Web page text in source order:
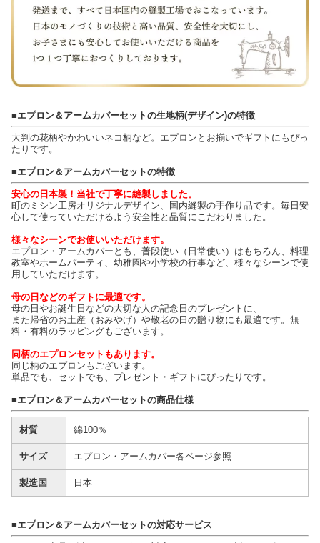
■エプロン＆アームカバーセットの生地柄(デザイン)の特徴
大判の花柄やかわいいネコ柄など。エプロンとお揃いでギフトにもぴっ
たりです。
■エプロン＆アームカバーセットの特徴
安心の日本製！当社で丁寧に縫製しました。
町のミシン工房オリジナルデザイン、国内縫製の手作り品です。毎日安
心して使っていただけるよう安全性と品質にこだわりました。
様々なシーンでお使いいただけます。
エプロン・アームカバーとも、普段使い（日常使い）はもちろん、料理
教室やホームパーティ、幼稚園や小学校の行事など、様々なシーンで使
用していただけます。
母の日などのギフトに最適です。
母の日やお誕生日などの大切な人の記念日のプレゼントに、
また帰省のお土産（おみやげ）や敬老の日の贈り物にも最適です。無
料・有料のラッピングもございます。
同柄のエプロンセットもあります。
同じ柄のエプロンもございます。
単品でも、セットでも、プレゼント・ギフトにぴったりです。
■エプロン＆アームカバーセットの商品仕様
材質 綿100％
サイズ エプロン・アームカバー各ページ参照
製造国 日本
■エプロン＆アームカバーセットの対応サービス